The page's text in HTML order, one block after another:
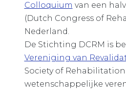
Colloquium van een
(Dutch Congress of
Nederland.
De Stichting DCRM is
Vereniging van
Society of
wetenschappelijke